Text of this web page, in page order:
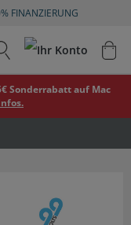
FINANZIERUNG
Sonderrabatt auf Mac